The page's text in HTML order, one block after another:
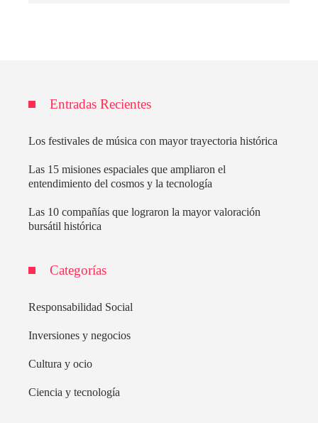
Entradas Recientes
Los festivales de música con mayor trayectoria histórica
Las 15 misiones espaciales que ampliaron el
entendimiento del cosmos y la tecnología
Las 10 compañías que lograron la mayor valoración
bursátil histórica
Categorías
Responsabilidad Social
Inversiones y negocios
Cultura y ocio
Ciencia y tecnología